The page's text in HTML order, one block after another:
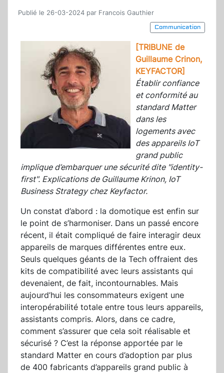
Publié le 26-03-2024 par Francois Gauthier
Communication
[TRIBUNE de
Guillaume Crinon,
KEYFACTOR]
Établir confiance
et conformité au
standard Matter
dans les
logements avec
des appareils IoT
grand public
implique d’embarquer une sécurité dite "identity-
first". Explications de Guillaume Krinon, IoT
Business Strategy chez Keyfactor.
Un constat d’abord : la domotique est enfin sur
le point de s’harmoniser. Dans un passé encore
récent, il était compliqué de faire interagir deux
appareils de marques différentes entre eux.
Seuls quelques géants de la Tech offraient des
kits de compatibilité avec leurs assistants qui
devenaient, de fait, incontournables. Mais
aujourd’hui les consommateurs exigent une
interopérabilité totale entre tous leurs appareils,
assistants compris. Alors, dans ce cadre,
comment s’assurer que cela soit réalisable et
sécurisé ? C’est la réponse apportée par le
standard Matter en cours d’adoption par plus
de 400 fabricants d’appareils grand public à